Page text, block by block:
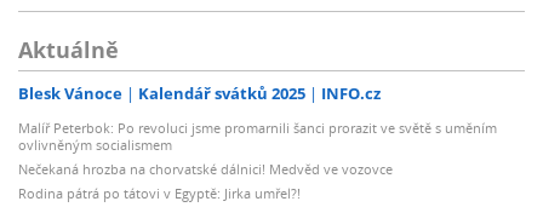
Aktuálně
Blesk Vánoce Kalendář svátků 2025 INFO.cz
Malíř Peterbok: Po revoluci jsme promarnili šanci prorazit ve světě s uměním
ovlivněným socialismem
Nečekaná hrozba na chorvatské dálnici! Medvěd ve vozovce
Rodina pátrá po tátovi v Egyptě: Jirka umřel?!